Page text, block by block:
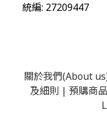
統編: 27209447
關於我們(About
及細則 | 預購商品